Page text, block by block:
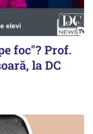
foc"? Prof.
la DC